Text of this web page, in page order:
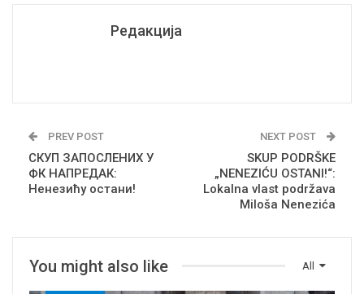
Редакција
PREV POST
СКУП ЗАПОСЛЕНИХ У
ФК НАПРЕДАК:
Ненезићу остани!
NEXT POST
SKUP PODRŠKE
„NENEZIĆU OSTANI!“:
Lokalna vlast podržava
Miloša Nenezića
All
You might also like